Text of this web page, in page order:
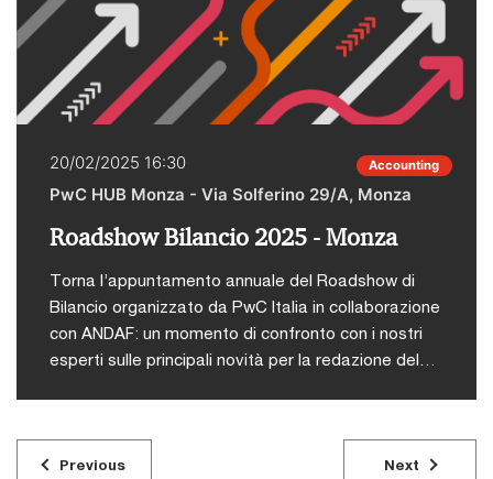
l’andamento economico europeo.Dal Green Deal
all’influenza che la politica oltre oceano e le crisi
geopolitiche esercitano sul vecchio continente, dal
declino demografico al ripensamento delle catene
di approvvigionamento in un contesto di “post-
cambiamenti producono sul territorio europeo,
italiano e sulle imprese locali.Con la partecipazione
di: Carlo Cottarelli, EconomistaDario Fabbri, Analista
geopolitico e Direttore DominoAndrew Spannaus,
Giornalista e Analista PoliticoI posti disponibili sono
esauriti.
20/02/2025 16:30 Accounting
PwC HUB Monza - Via Solferino 29/A, Monza
Roadshow Bilancio 2025 - Monza
Torna l’appuntamento annuale del Roadshow di
Bilancio organizzato da PwC Italia in collaborazione
con ANDAF: un momento di confronto con i nostri
esperti sulle principali novità per la redazione del
Previous Next